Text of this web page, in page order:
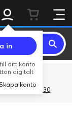
in
ditt konto
digitalt
konto
3Gives30